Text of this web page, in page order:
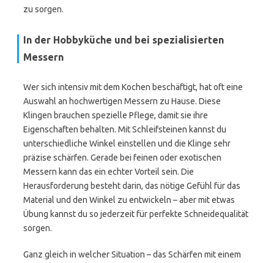
zu sorgen.
In der Hobbyküche und bei spezialisierten
Messern
Wer sich intensiv mit dem Kochen beschäftigt, hat oft eine
Auswahl an hochwertigen Messern zu Hause. Diese
Klingen brauchen spezielle Pflege, damit sie ihre
Eigenschaften behalten. Mit Schleifsteinen kannst du
unterschiedliche Winkel einstellen und die Klinge sehr
präzise schärfen. Gerade bei feinen oder exotischen
Messern kann das ein echter Vorteil sein. Die
Herausforderung besteht darin, das nötige Gefühl für das
Material und den Winkel zu entwickeln – aber mit etwas
Übung kannst du so jederzeit für perfekte Schneidequalität
sorgen.
Ganz gleich in welcher Situation – das Schärfen mit einem